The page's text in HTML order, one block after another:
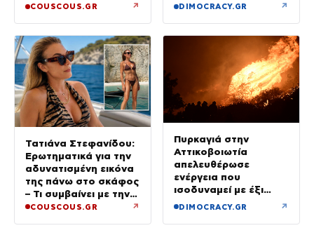
COUSCOUS.GR ↗ DIMOCRACY.GR ↗
Τατιάνα Στεφανίδου:
Ερωτηματικά για την
αδυνατισμένη εικόνα
της πάνω στο σκάφος
– Τι συμβαίνει με την
υγεία της;
COUSCOUS.GR ↗
Πυρκαγιά στην
Αττικοβοιωτία
απελευθέρωσε
ενέργεια που
ισοδυναμεί με έξι
βόμβες Χιροσίμα
DIMOCRACY.GR ↗